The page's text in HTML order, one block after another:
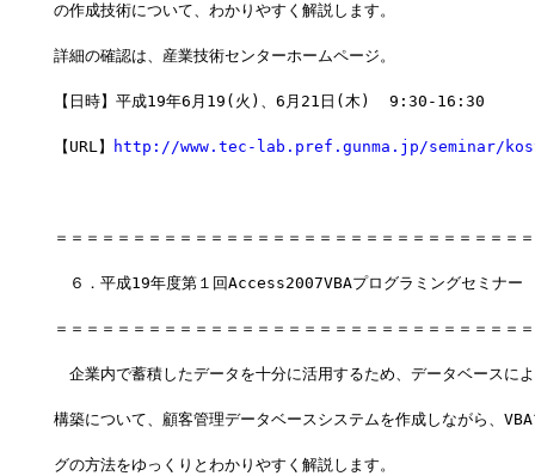
の作成技術について、わかりやすく解説します。
詳細の確認は、産業技術センターホームページ。
【日時】平成19年6月19(火)、6月21日(木)  9:30-16:30
【URL】 http://www.tec-lab.pref.gunma.jp/seminar/
＝＝＝＝＝＝＝＝＝＝＝＝＝＝＝＝＝＝＝＝＝＝＝＝＝＝＝＝＝＝
６．平成19年度第１回Access2007VBAプログラミングセミナー
＝＝＝＝＝＝＝＝＝＝＝＝＝＝＝＝＝＝＝＝＝＝＝＝＝＝＝＝＝＝
企業内で蓄積したデータを十分に活用するため、データベースに
構築について、顧客管理データベースシステムを作成しながら、
グの方法をゆっくりとわかりやすく解説します。